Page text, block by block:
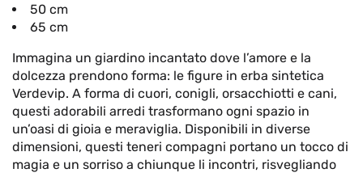
50 cm
65 cm
Immagina un giardino incantato dove l’amore e la
dolcezza prendono forma: le figure in erba sintetica
Verdevip. A forma di cuori, conigli, orsacchiotti e cani,
questi adorabili arredi trasformano ogni spazio in
un’oasi di gioia e meraviglia. Disponibili in diverse
dimensioni, questi teneri compagni portano un tocco di
magia e un sorriso a chiunque li incontri, risvegliando